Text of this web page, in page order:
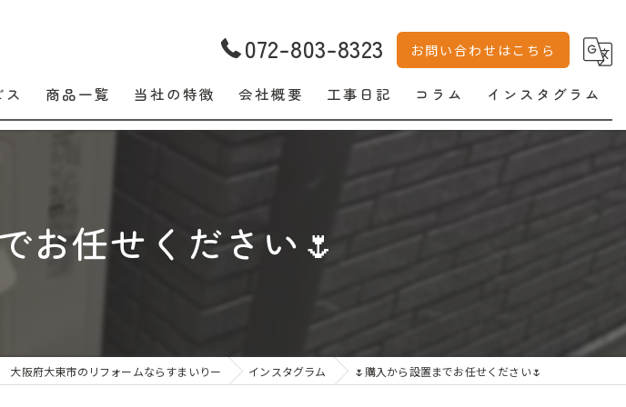
072-803-8323 お問い合わせはこちら
ス 商品一覧 当社の特徴
工事
会社概要 工事日記 コラム インスタグラム
お任せください🌷
大阪府大東市のリフォームならすまいりー インスタグラム 🌷購入から設置までお任せください🌷